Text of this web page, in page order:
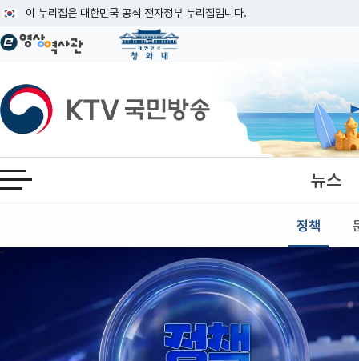
이 누리집은 대한민국 공식 전자정부 누리집입니다.
공식 누리집 주소 확인하기
이밖에 or.kr 또는 .kr등 다른 도메인 주소를 사용하고 있다면 아래 URL에서
운영중인 공식 누리집보기
KTV국민방송
전체메뉴 열기 뉴스
정책
본문